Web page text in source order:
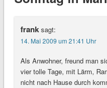
frank sagt:
14. Mai 2009 um 21:41 Uhr
Als Anwohner, freund man
vier tolle Tage, mit Lärm,
nicht nach Hause durch